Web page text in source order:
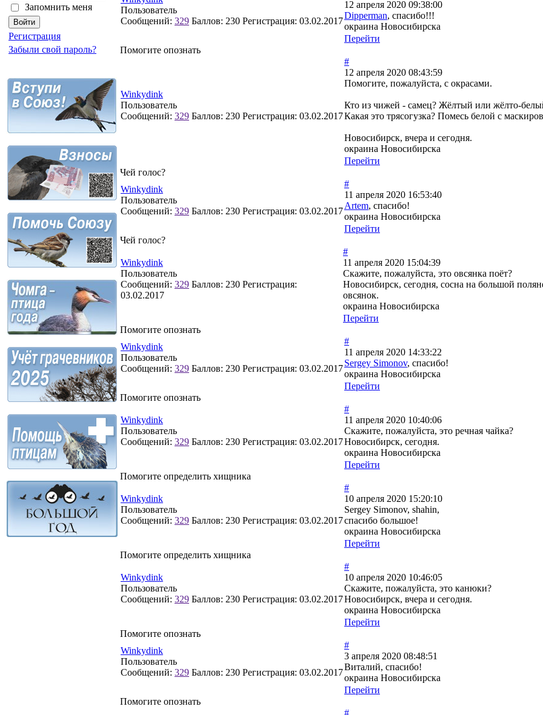
Запомнить меня
Регистрация
Забыли свой пароль?
Пользователь
Сообщений: 329 Баллов: 230 Регистрация: 03.02.2017
12 апреля 2020 09:38:00
Dipperman, спасибо!!!
окраина Новосибирска
Перейти
Помогите опознать
Winkydink
Пользователь
Сообщений: 329 Баллов: 230 Регистрация: 03.02.2017
#
12 апреля 2020 08:43:59
Помогите, пожалуйста, с окрасами.
Кто из чижей - самец? Жёлтый или жёлто-
Какая это трясогузка? Помесь белой с
Новосибирск, вчера и сегодня.
окраина Новосибирска
Перейти
Чей голос?
Winkydink
Пользователь
Сообщений: 329 Баллов: 230 Регистрация: 03.02.2017
#
11 апреля 2020 16:53:40
Artem, спасибо!
окраина Новосибирска
Перейти
Чей голос?
Winkydink
Пользователь
Сообщений: 329 Баллов: 230 Регистрация:
03.02.2017
#
11 апреля 2020 15:04:39
Скажите, пожалуйста, это овсянка поёт?
Новосибирск, сегодня, сосна на большой
овсянок.
окраина Новосибирска
Перейти
Помогите опознать
Winkydink
Пользователь
Сообщений: 329 Баллов: 230 Регистрация: 03.02.2017
#
11 апреля 2020 14:33:22
Sergey Simonov, спасибо!
окраина Новосибирска
Перейти
Помогите опознать
Winkydink
Пользователь
Сообщений: 329 Баллов: 230 Регистрация: 03.02.2017
#
11 апреля 2020 10:40:06
Скажите, пожалуйста, это речная чайка?
Новосибирск, сегодня.
окраина Новосибирска
Перейти
Помогите определить хищника
Winkydink
Пользователь
Сообщений: 329 Баллов: 230 Регистрация: 03.02.2017
#
10 апреля 2020 15:20:10
Sergey Simonov, shahin,
спасибо большое!
окраина Новосибирска
Перейти
Помогите определить хищника
Winkydink
Пользователь
Сообщений: 329 Баллов: 230 Регистрация: 03.02.2017
#
10 апреля 2020 10:46:05
Скажите, пожалуйста, это канюки?
Новосибирск, вчера и сегодня.
окраина Новосибирска
Перейти
Помогите опознать
Winkydink
Пользователь
Сообщений: 329 Баллов: 230 Регистрация: 03.02.2017
#
3 апреля 2020 08:48:51
Виталий, спасибо!
окраина Новосибирска
Перейти
Помогите опознать
#